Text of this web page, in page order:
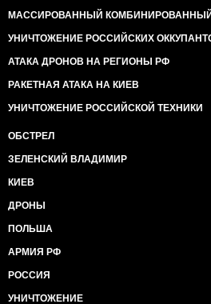
МАССИРОВАННЫЙ
УНИЧТОЖЕНИЕ РОССИЙСКИХ
АТАКА ДРОНОВ НА РЕГИОНЫ РФ
РАКЕТНАЯ АТАКА НА КИЕВ
УНИЧТОЖЕНИЕ РОССИЙСКОЙ ТЕХНИКИ
ОБСТРЕЛ
ЗЕЛЕНСКИЙ ВЛАДИМИР
КИЕВ
ДРОНЫ
ПОЛЬША
АРМИЯ РФ
РОССИЯ
УНИЧТОЖЕНИЕ